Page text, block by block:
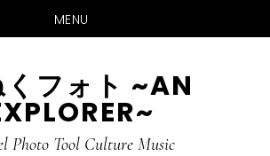
MENU
フォト ~AN
Photo Tool Culture Music